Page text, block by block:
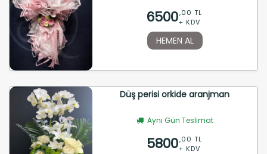
6500,00 TL
+ KDV
HEMEN AL
Düş perisi orkide aranjman
Aynı Gün Teslimat
5800,00 TL
+ KDV